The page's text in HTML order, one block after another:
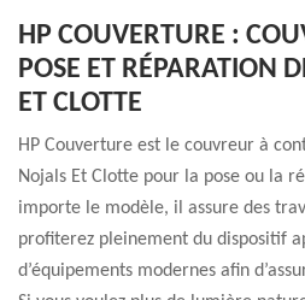
HP COUVERTURE :
POSE ET RÉPARATION
ET CLOTTE
HP Couverture est le couvreur à
Nojals Et Clotte pour la pose ou la
importe le modèle, il assure des
profiterez pleinement du dispositif
d’équipements modernes afin